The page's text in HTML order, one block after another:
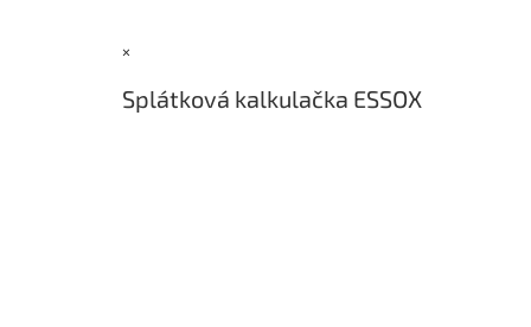
×
Splátková kalkulačka ESSOX